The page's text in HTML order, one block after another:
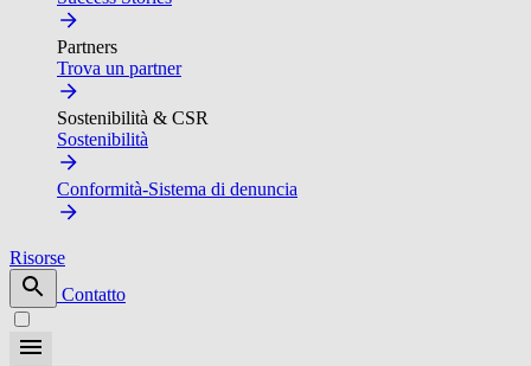
Partners
Trova un partner
Sostenibilità & CSR
Sostenibilità
Conformità-Sistema di denuncia
Risorse
Contatto